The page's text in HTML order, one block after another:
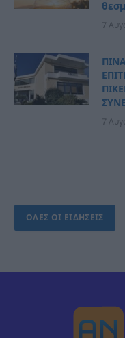
7
7
ΟΛΕΣ ΟΙ ΕΙΔΗΣΕΙΣ